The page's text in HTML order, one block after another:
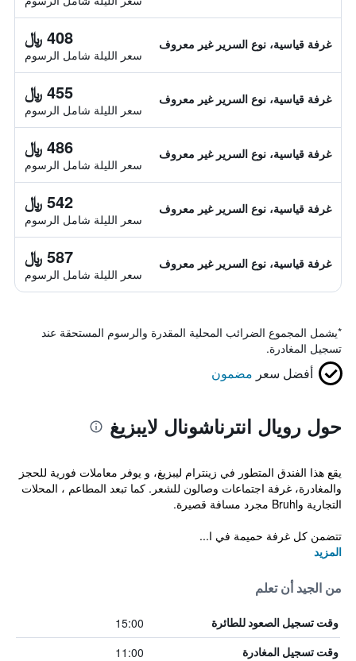
غرفة قياسية، نوع السرير غير معروف 408 ﷼
سعر الليلة شامل الرسوم
غرفة قياسية، نوع السرير غير معروف 455 ﷼
سعر الليلة شامل الرسوم
غرفة قياسية، نوع السرير غير معروف 486 ﷼
سعر الليلة شامل الرسوم
غرفة قياسية، نوع السرير غير معروف 542 ﷼
سعر الليلة شامل الرسوم
غرفة قياسية، نوع السرير غير معروف 587 ﷼
سعر الليلة شامل الرسوم
*يشمل المجموع الضرائب المحلية المقدرة والرسوم المستحقة عند
تسجيل المغادرة.
أفضل سعر مضمون
حول رويال انترناشونال لايبزيغ
يقع هذا الفندق المتطور في زينترام ليبزيغ، و يوفر معاملات فورية للحجز
والمغادرة، غرفة اجتماعات وصالون للشعر. كما تبعد المطاعم ، المحلات
التجارية وBruhl مجرد مسافة قصيرة.
تتضمن كل غرفة حميمة في ا...
المزيد
من الجيد أن تعلم
وقت تسجيل الصعود للطائرة 15:00
وقت تسجيل المغادرة 11:00